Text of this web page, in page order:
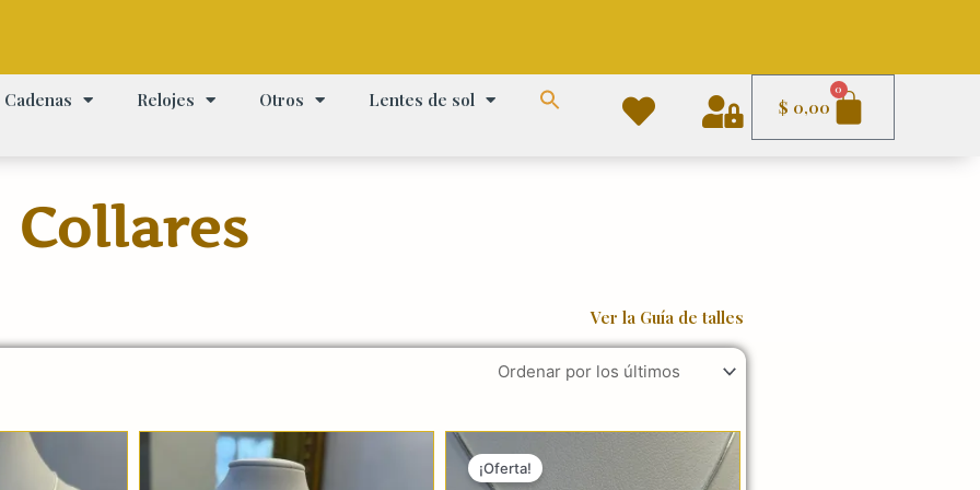
Cadenas Relojes Otros Lentes de sol $ 0,00
0
Carrito
Collares
Ver la Guía de talles
¡Oferta!
precio